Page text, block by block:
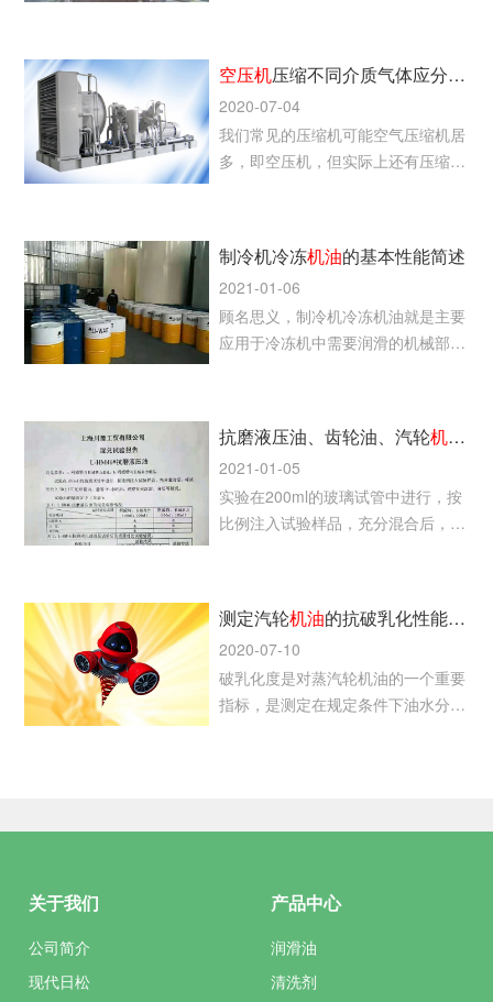
的甚至引发机械设备故障、停车等问
题。
空压机压缩不同介质气体应分别选择不同的压缩
2020-07-04
我们常见的压缩机可能空气压缩机居
多，即空压机，但实际上还有压缩其
制冷机冷冻机油的基本性能简述
2021-01-06
顾名思义，制冷机冷冻机油就是主要
应用于冷冻机中需要润滑的机械部位
抗磨液压油、齿轮油、汽轮机油
2021-01-05
实验在200ml的玻璃试管中进行，按
比例注入试验样品，充分混合后，将
测定汽轮机油的抗破乳化性能的重要性
2020-07-10
破乳化度是对蒸汽轮机油的一个重要
指标，是测定在规定条件下油水分离
关于我们
公司简介
现代日松
产品中心
润滑油
清洗剂